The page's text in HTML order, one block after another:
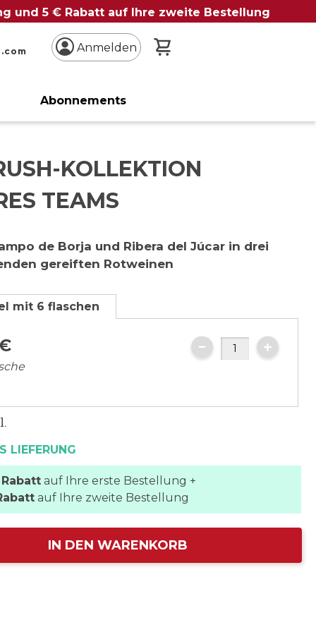
und 5 € Rabatt auf Ihre zweite Bestellung
Anmelden
Abonnements
KOLLEKTION
TEAMS
de Borja und Ribera del Júcar in drei
gereiften Rotweinen
mit 6 flaschen
LIEFERUNG
auf Ihre erste Bestellung +
auf Ihre zweite Bestellung
IN DEN WARENKORB